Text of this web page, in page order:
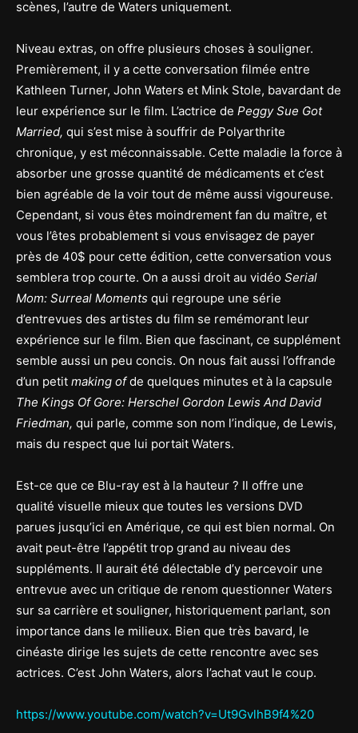
scènes, l’autre de Waters uniquement.
Niveau extras, on offre plusieurs choses à souligner.
Premièrement, il y a cette conversation filmée entre
Kathleen Turner, John Waters et Mink Stole, bavardant de
leur expérience sur le film. L’actrice de Peggy Sue Got
Married, qui s’est mise à souffrir de Polyarthrite
chronique, y est méconnaissable. Cette maladie la force à
absorber une grosse quantité de médicaments et c’est
bien agréable de la voir tout de même aussi vigoureuse.
Cependant, si vous êtes moindrement fan du maître, et
vous l’êtes probablement si vous envisagez de payer
près de 40$ pour cette édition, cette conversation vous
semblera trop courte. On a aussi droit au vidéo Serial
Mom: Surreal Moments qui regroupe une série
d’entrevues des artistes du film se remémorant leur
expérience sur le film. Bien que fascinant, ce supplément
semble aussi un peu concis. On nous fait aussi l’offrande
d’un petit making ofde quelques minutes et à la capsule
The Kings Of Gore: Herschel Gordon Lewis And David
Friedman, qui parle, comme son nom l’indique, de Lewis,
mais du respect que lui portait Waters.
Est-ce que ce Blu-ray est à la hauteur ? Il offre une
qualité visuelle mieux que toutes les versions DVD
parues jusqu’ici en Amérique, ce qui est bien normal. On
avait peut-être l’appétit trop grand au niveau des
suppléments. Il aurait été délectable d’y percevoir une
entrevue avec un critique de renom questionner Waters
sur sa carrière et souligner, historiquement parlant, son
importance dans le milieux. Bien que très bavard, le
cinéaste dirige les sujets de cette rencontre avec ses
actrices. C’est John Waters, alors l’achat vaut le coup.
https://www.youtube.com/watch?v=Ut9GvlhB9f4%20